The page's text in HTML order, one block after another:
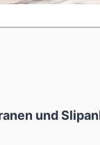
und